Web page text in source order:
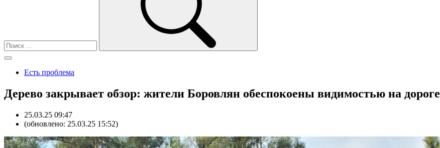
Есть проблема
Дерево закрывает обзор: жители Боровлян обеспокоены видимостью на дороге
25.03.25 09:47
(обновлено: 25.03.25 15:52)